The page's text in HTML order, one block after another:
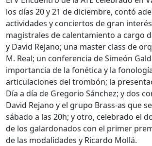
los días 20 y 21 de diciembre, contó
actividades y conciertos de gran
magistrales de calentamiento a cargo
y David Rejano; una master class de
M. Real; un conferencia de Simeón
importancia de la fonética y la
articulaciones del trombón; la
Día a día de Gregorio Sánchez; y dos
David Rejano y el grupo Brass-as que
sábado a las 20h; y otro, celebrado el
de los galardonados con el primer
de las modalidades y Ricardo Mollá.